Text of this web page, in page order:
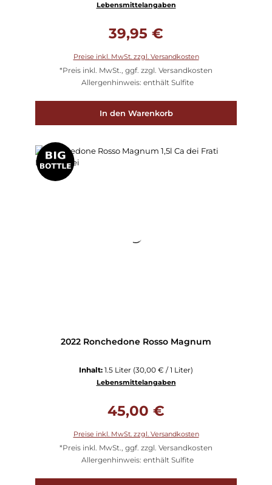
Lebensmittelangaben
39,95 €
Preise inkl. MwSt. zzgl. Versandkosten
*Preis inkl. MwSt., ggf. zzgl. Versandkosten
Allergenhinweis: enthält Sulfite
In den Warenkorb
2022 Ronchedone Rosso Magnum
Inhalt: 1.5 Liter (30,00 € / 1 Liter)
Lebensmittelangaben
45,00 €
Preise inkl. MwSt. zzgl. Versandkosten
*Preis inkl. MwSt., ggf. zzgl. Versandkosten
Allergenhinweis: enthält Sulfite